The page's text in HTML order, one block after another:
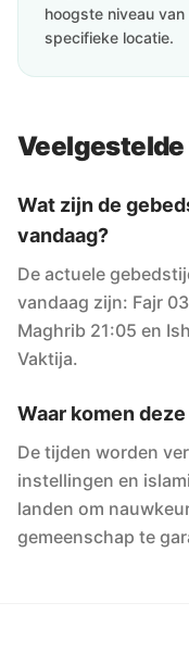
hoogste niveau
specifieke locatie.
Wat zijn de
vandaag?
De actuele
vandaag zijn: Fajr
Maghrib 21:05 en
Vaktija.
Waar komen
De tijden worden
instellingen en
landen om
gemeenschap te